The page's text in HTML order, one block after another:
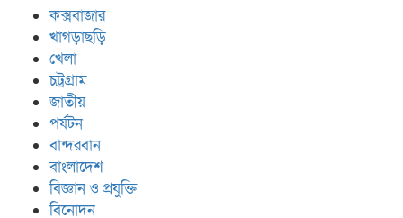
কক্সবাজার
খাগড়াছড়ি
খেলা
চট্রগ্রাম
জাতীয়
পর্যটন
বান্দরবান
বাংলাদেশ
বিজ্ঞান ও প্রযুক্তি
বিনোদন